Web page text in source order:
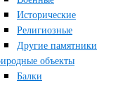
Исторические
Религиозные
Другие памятники
объекты
Балки